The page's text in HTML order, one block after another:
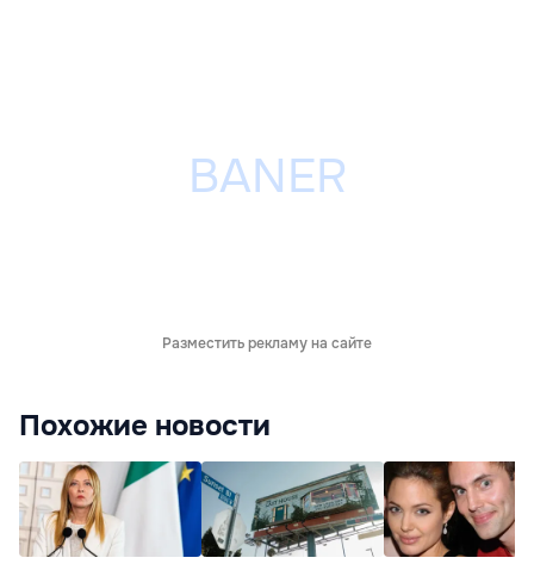
Разместить рекламу на сайте
Похожие новости